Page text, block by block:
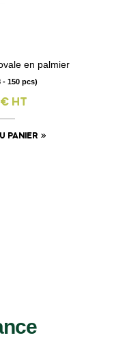
en palmier
- 150 pcs)
HT
PANIER